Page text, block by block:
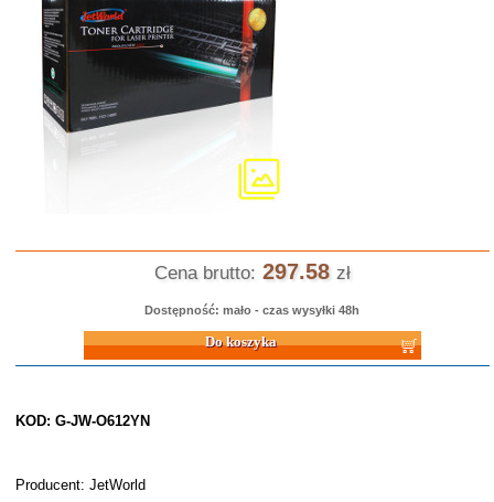
Cena brutto: 297.58 zł
Dostępność: mało - czas wysyłki 48h
Do koszyka
KOD: G-JW-O612YN
Producent: JetWorld